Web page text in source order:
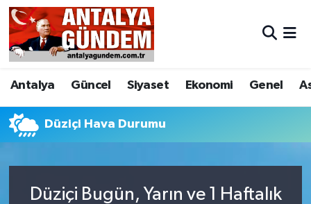
Antalya Güncel Siyaset Ekonomi Genel
Düziçi Hava Durumu
Düziçi Bugün, Yarın ve 1 Haftalık
Antalya
Asayiş
Bilim & Teknoloji
EĞİTİM
Antalya Nöbetçi Eczaneler
Antalya Hava Durumu
Antalya Namaz Vakitleri
Süper Lig Puan Durumu ve Fikstür